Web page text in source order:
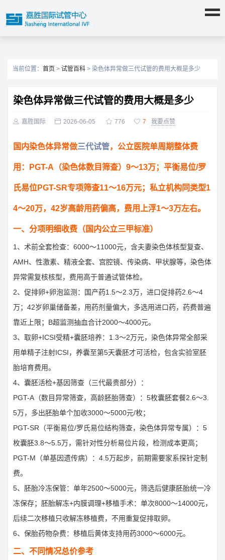
当前位置： 首页 > 试管百科 > 染色体异常做三代试管的费用大概是多少
染色体异常做三代试管的费用大概是多少
 嘉胜国际  2026-06-05  776  7 我要点赞
国内染色体异常做三代试管，公立医院单周期整体费
用：PGT-A（染色体数目筛查）9～13万；平衡易位/罗
氏易位PGT-SR专项筛查11～16万元；私立机构同类型1
4～20万，42岁高龄用药偏高，费用上浮1～3万左右。
一、分项明细收费（国内公立三甲标准）
1、术前全套检查：6000～11000元，含夫妻染色体核型复查、
AMH、性激素、精液全套、宫腔镜、传染病、甲状腺等，染色体
异常需复核核型，费用高于普通试管体检。
2、促排卵+卵泡监测：国产药1.5～2.3万，进口促排药2.6～4
万；42岁卵巢储备差，用药剂量偏大，多选用进口药，药费普遍
靠近上限；B超监测抽血合计2000～4000元。
3、取卵+ICSI受精+囊胚培养：1.3～2万元，染色体异常全部采
用单精子注射ICSI，养囊至第5天囊胚才可活检，包含实验室胚
胎培育费用。
4、囊胚活检+基因筛查（三代最贵部分）：
PGT-A（数目异常筛查，高龄胚胎筛查）：5枚囊胚套餐2.6～3.
5万，多出胚胎单个加收3000～5000元/枚；
PGT-SR（平衡易位/罗氏易位结构筛查，染色体异常专属）：5
枚囊胚3.8～5.5万，需针对性分析易位片段，检测成本更高；
PGT-M（单基因遗传病）：4.5万起步，前期需要家系探针定制
费。
5、胚胎冷冻保管：单年2500～5000元，筛选后健康胚胎统一冷
冻保存；胚胎解冻+内膜调理+移植手术：单次8000～14000元，
后续二次移植只收解冻移植费，不用重复促排取卵。
6、保胎药物杂费：移植后黄体支持用药3000～6000元。
二、不同情况总价参考